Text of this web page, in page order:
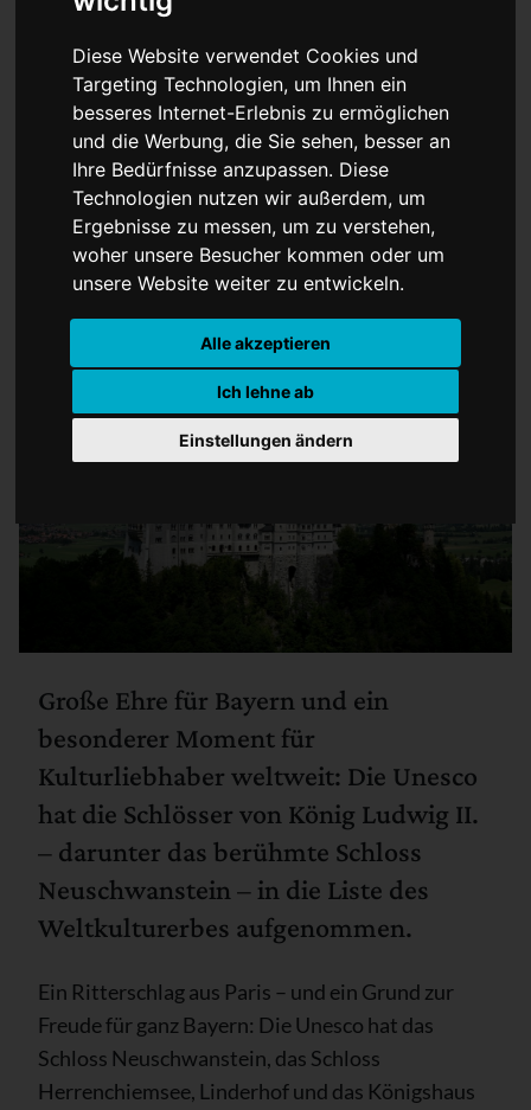
Diese Website verwendet Cookies und
Targeting Technologien, um Ihnen ein
besseres Internet-Erlebnis zu ermöglichen
und die Werbung, die Sie sehen, besser an
Ihre Bedürfnisse anzupassen. Diese
Technologien nutzen wir außerdem, um
Ergebnisse zu messen, um zu verstehen,
woher unsere Besucher kommen oder um
unsere Website weiter zu entwickeln.
Alle akzeptieren
Ich lehne ab
Einstellungen ändern
Bayerns Königsschlösser
nun Weltkulturerbe:
Neuschwanstein & Co.
offiziell geadelt
Große Ehre für Bayern und ein
besonderer Moment für
Kulturliebhaber weltweit: Die Unesco
hat die Schlösser von König Ludwig II.
– darunter das berühmte Schloss
Neuschwanstein – in die Liste des
Weltkulturerbes aufgenommen.
Ein Ritterschlag aus Paris – und ein Grund zur
Freude für ganz Bayern: Die Unesco hat das
Schloss Neuschwanstein, das Schloss
Herrenchiemsee, Linderhof und das Königshaus